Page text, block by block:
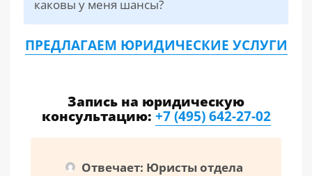
каковы у меня шансы?
ПРЕДЛАГАЕМ ЮРИДИЧЕСКИЕ УСЛУГИ
Запись на юридическую
консультацию:+7 (495) 642-27-02
Отвечает: Юристы отдела